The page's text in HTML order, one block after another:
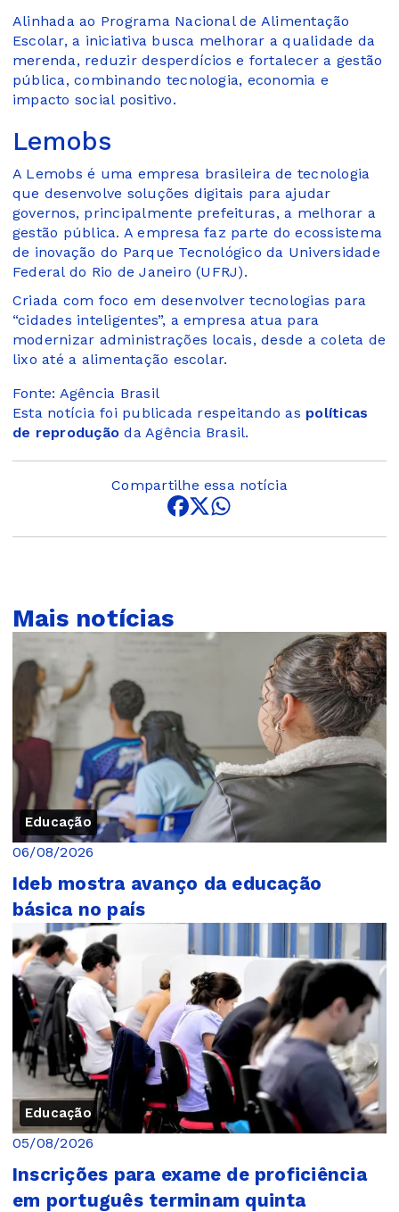
Alinhada ao Programa Nacional de Alimentação
Escolar, a iniciativa busca melhorar a qualidade da
merenda, reduzir desperdícios e fortalecer a gestão
pública, combinando tecnologia, economia e
impacto social positivo.
Lemobs
A Lemobs é uma empresa brasileira de tecnologia
que desenvolve soluções digitais para ajudar
governos, principalmente prefeituras, a melhorar a
gestão pública. A empresa faz parte do ecossistema
de inovação do Parque Tecnológico da Universidade
Federal do Rio de Janeiro (UFRJ).
Criada com foco em desenvolver tecnologias para
“cidades inteligentes”, a empresa atua para
modernizar administrações locais, desde a coleta de
lixo até a alimentação escolar.
Fonte: Agência Brasil
Esta notícia foi publicada respeitando as políticas
de reprodução da Agência Brasil.
Compartilhe essa notícia
Mais notícias
Educação
06/08/2026
Ideb mostra avanço da educação
básica no país
Educação
05/08/2026
Inscrições para exame de proficiência
em português terminam quinta